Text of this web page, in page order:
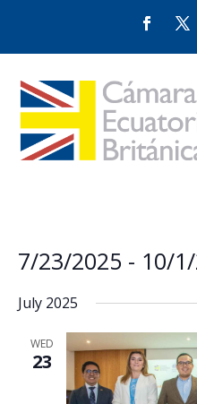
7/23/2025 - 10/
date.
July 2025
WED
23